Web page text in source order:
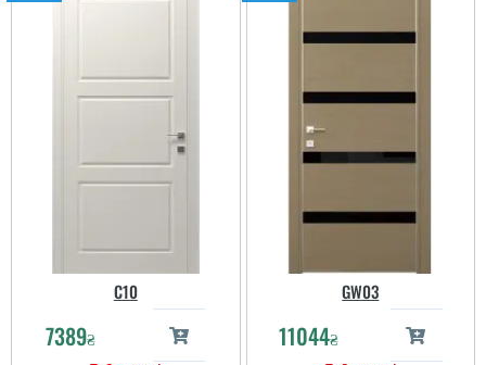
C10
7389₴
GW03
11044₴